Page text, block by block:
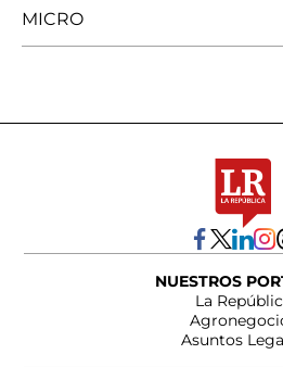
MICRO
NUESTROS
La
Asuntos